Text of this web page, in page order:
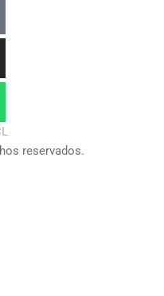
reservados.